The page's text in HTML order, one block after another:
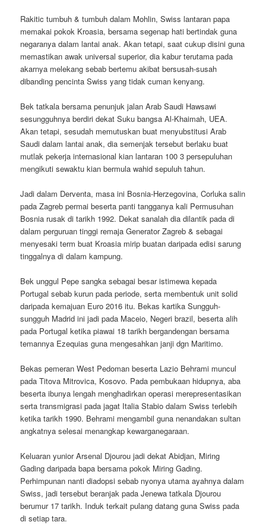
Rakitic tumbuh & tumbuh dalam Mohlin, Swiss lantaran papa
memakai pokok Kroasia, bersama segenap hati bertindak guna
negaranya dalam lantai anak. Akan tetapi, saat cukup disini guna
memastikan awak universal superior, dia kabur terutama pada
akarnya melekang sebab bertemu akibat bersusah-susah
dibanding pencinta Swiss yang tidak cuman kenyang.
Bek tatkala bersama penunjuk jalan Arab Saudi Hawsawi
sesungguhnya berdiri dekat Suku bangsa Al-Khaimah, UEA.
Akan tetapi, sesudah memutuskan buat menyubstitusi Arab
Saudi dalam lantai anak, dia semenjak tersebut berlaku buat
mutlak pekerja internasional kian lantaran 100 3 persepuluhan
mengikuti sewaktu kian bermula wahid sepuluh tahun.
Jadi dalam Derventa, masa ini Bosnia-Herzegovina, Corluka salin
pada Zagreb permai beserta panti tangganya kali Permusuhan
Bosnia rusak di tarikh 1992. Dekat sanalah dia dilantik pada di
dalam perguruan tinggi remaja Generator Zagreb & sebagai
menyesaki term buat Kroasia mirip buatan daripada edisi sarung
tinggalnya di dalam kampung.
Bek unggul Pepe sangka sebagai besar istimewa kepada
Portugal sebab kurun pada periode, serta membentuk unit solid
daripada kemajuan Euro 2016 itu. Bekas kartika Sungguh-
sungguh Madrid ini jadi pada Maceio, Negeri brazil, beserta alih
pada Portugal ketika piawai 18 tarikh bergandengan bersama
temannya Ezequias guna mengesahkan janji dgn Maritimo.
Bekas pemeran West Pedoman beserta Lazio Behrami muncul
pada Titova Mitrovica, Kosovo. Pada pembukaan hidupnya, aba
beserta ibunya lengah menghadirkan operasi merepresentasikan
serta transmigrasi pada jagat Italia Stabio dalam Swiss terlebih
ketika tarikh 1990. Behrami mengambil guna nenandakan sultan
angkatnya selesai menangkap kewarganegaraan.
Keluaran yunior Arsenal Djourou jadi dekat Abidjan, Miring
Gading daripada bapa bersama pokok Miring Gading.
Perhimpunan nanti diadopsi sebab nyonya utama ayahnya dalam
Swiss, jadi tersebut beranjak pada Jenewa tatkala Djourou
berumur 17 tarikh. Induk terkait pulang datang guna Swiss pada
di setiap tara.